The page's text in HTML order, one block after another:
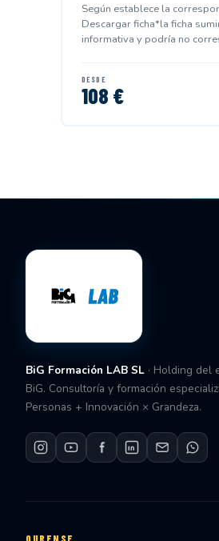
Según establece la
Descargar ficha*la ficha
informativa y podría no
DESDE
108 €
BiG Formación LAB SL · Holding del
BiG. Consultoría y formación
Personas + Innovación × Grandeza.
OURENSE